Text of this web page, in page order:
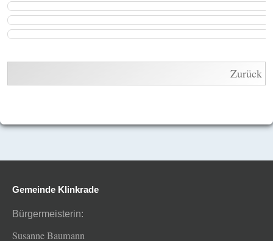
Zurück
Gemeinde Klinkrade
Bürgermeisterin:
Susanne Baumann